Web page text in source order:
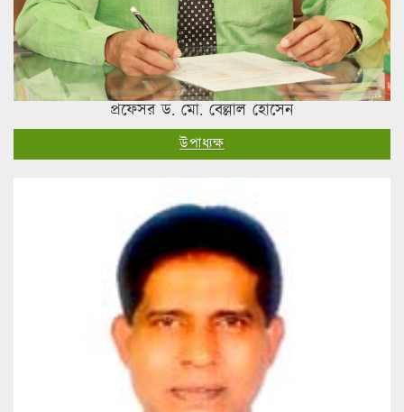
প্রফেসর ড. মো. বেল্লাল হোসেন
উপাধ্যক্ষ